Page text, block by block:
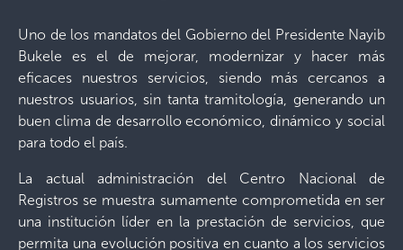
Uno de los mandatos del Gobierno del Presidente Nayib
Bukele es el de mejorar, modernizar y hacer más
eficaces nuestros servicios, siendo más cercanos a
nuestros usuarios, sin tanta tramitología, generando un
buen clima de desarrollo económico, dinámico y social
para todo el país.
La actual administración del Centro Nacional de
Registros se muestra sumamente comprometida en ser
una institución líder en la prestación de servicios, que
permita una evolución positiva en cuanto a los servicios